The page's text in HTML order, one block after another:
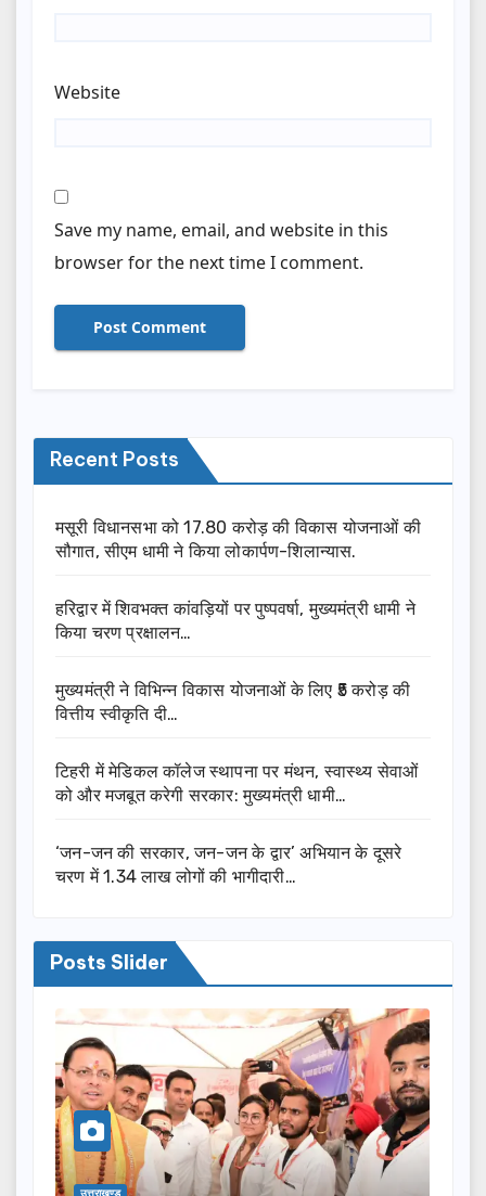
Website
Save my name, email, and website in this
browser for the next time I comment.
Recent Posts
मसूरी विधानसभा को 17.80 करोड़ की विकास योजनाओं की
सौगात, सीएम धामी ने किया लोकार्पण-शिलान्यास.
हरिद्वार में शिवभक्त कांवड़ियों पर पुष्पवर्षा, मुख्यमंत्री धामी ने
किया चरण प्रक्षालन…
मुख्यमंत्री ने विभिन्न विकास योजनाओं के लिए ₹5 करोड़ की
वित्तीय स्वीकृति दी…
टिहरी में मेडिकल कॉलेज स्थापना पर मंथन, स्वास्थ्य सेवाओं
को और मजबूत करेगी सरकार: मुख्यमंत्री धामी…
‘जन-जन की सरकार, जन-जन के द्वार’ अभियान के दूसरे
चरण में 1.34 लाख लोगों की भागीदारी…
Posts Slider